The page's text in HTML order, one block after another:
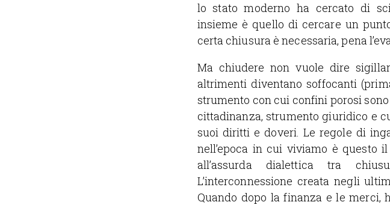
lo stato moderno ha cercato di
insieme è quello di cercare un
certa chiusura è necessaria, pena
Ma chiudere non vuole dire
altrimenti diventano soffocanti
strumento con cui confini porosi
cittadinanza, strumento giuridico e
suoi diritti e doveri. Le regole di
nell’epoca in cui viviamo è questo
all’assurda dialettica tra
L’interconnessione creata negli
Quando dopo la finanza e le merci,